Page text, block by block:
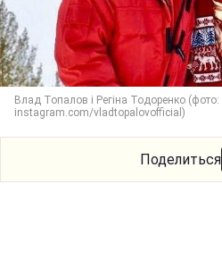
Влад Топалов і Регіна Тодоренко (фото:
instagram.com/vladtopalovofficial)
Поделиться